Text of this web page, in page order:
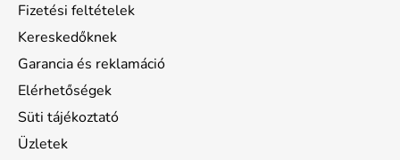
Fizetési feltételek
Kereskedőknek
Garancia és reklamáció
Elérhetőségek
Süti tájékoztató
Üzletek